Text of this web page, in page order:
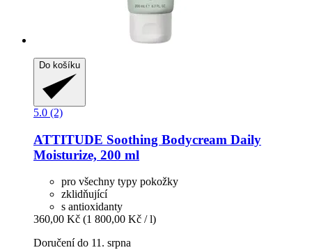
Do košíku
5.0 (2)
ATTITUDE Soothing Bodycream Daily
Moisturize, 200 ml
pro všechny typy pokožky
zklidňující
s antioxidanty
360,00 Kč (1 800,00 Kč / l)
Doručení do 11. srpna